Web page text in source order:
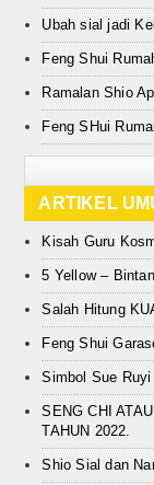
Ubah sial jadi
Feng Shui
Ramalan Shio
Feng SHui
ARTIKEL
Kisah Guru
5 Yellow –
Salah Hitung
Feng Shui
Simbol Sue Ruyi
SENG CHI
TAHUN 2022.
Shio Sial dan